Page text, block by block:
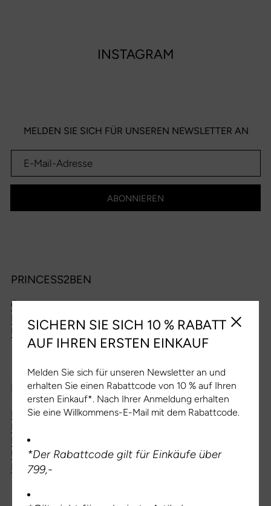
INSTAGRAM
MELDEN SIE SICH FÜR UNSEREN NEWSLETTER AN
ABONNIEREN
PRINCESS2BEN
ÖFFNUNGSZEITEN
KONTAKT
ÜBER UNS
KUNDENDIENST
LIEFER- UND VERSANDBEDINGUNGEN
DATENSCHUTZRICHTLINIEN
FRAGEN
UND ANTWORTEN
KAUF STORNIEREN
SICHERN SIE SICH 10 % RABATT
AUF IHREN ERSTEN EINKAUF
Melden Sie sich für unseren Newsletter an und
erhalten Sie einen Rabattcode von 10 % auf Ihren
ersten Einkauf*. Nach Ihrer Anmeldung erhalten
Sie eine Willkommens-E-Mail mit dem Rabattcode.
*Der Rabattcode gilt für Einkäufe über
799,-